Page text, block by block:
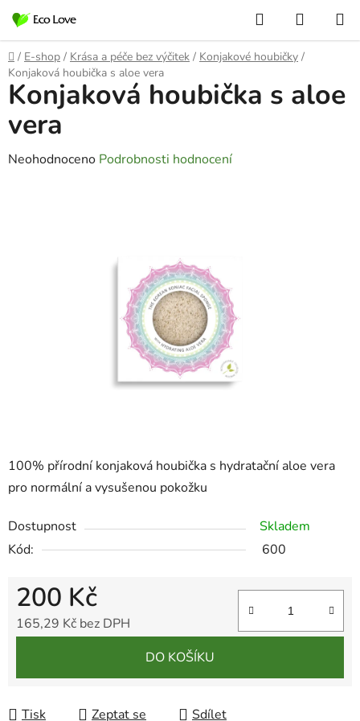
obsah
Hledat
KOŠÍK
Domů
/ E-shop / Krása a péče bez výčitek / Konjakové houbičky /
Konjaková houbička s aloe vera
100% přírodní konjaková houbička s hydratační aloe vera
pro normální a vysušenou pokožku
Dostupnost
Skladem
Kód:
600
200 Kč
165,29 Kč bez DPH
DO KOŠÍKU
Tisk Zeptat se Sdílet
Konjaková houbička s aloe
vera
Průměrné
Neohodnoceno Podrobnosti hodnocení